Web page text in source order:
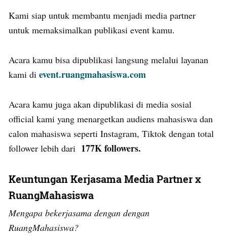
Kami siap untuk membantu menjadi media partner
untuk memaksimalkan publikasi event kamu.
Acara kamu bisa dipublikasi langsung melalui layanan
kami di event.ruangmahasiswa.com
Acara kamu juga akan dipublikasi di media sosial
official kami yang menargetkan audiens mahasiswa dan
calon mahasiswa seperti Instagram, Tiktok dengan total
follower lebih dari 177K followers.
Keuntungan Kerjasama Media Partner x
RuangMahasiswa
Mengapa bekerjasama dengan dengan
RuangMahasiswa?